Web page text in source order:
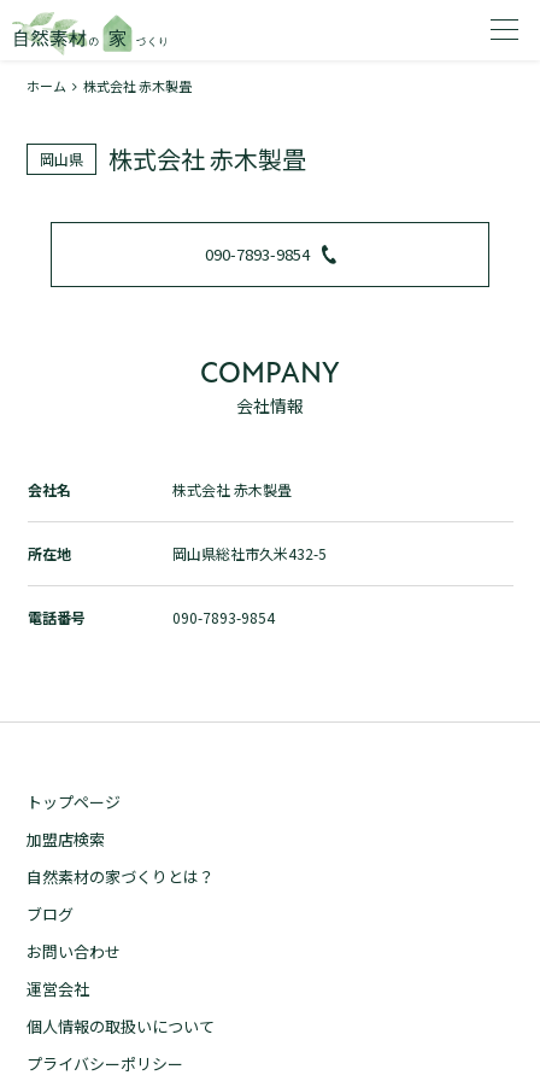
1
トップページ
加盟店検索
自然素材の家づくりとは？
ホーム 株式会社 赤木製畳
岡山県 株式会社 赤木製畳
090-7893-9854
COMPANY
会社情報
会社名 株式会社 赤木製畳
所在地 岡山県総社市久米432-5
電話番号 090-7893-9854
トップページ
加盟店検索
自然素材の家づくりとは？
ブログ
お問い合わせ
運営会社
個人情報の取扱いについて
プライバシーポリシー